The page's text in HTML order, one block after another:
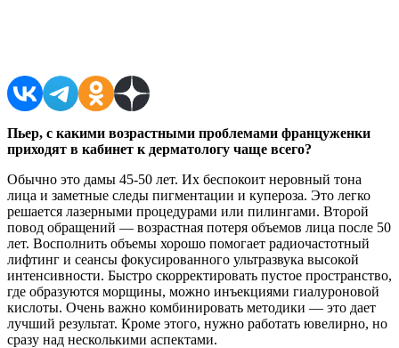
Пьер, с какими возрастными проблемами француженки
приходят в кабинет к дерматологу чаще всего?
Обычно это дамы 45-50 лет. Их беспокоит неровный тона
лица и заметные следы пигментации и купероза. Это легко
решается лазерными процедурами или пилингами. Второй
повод обращений — возрастная потеря объемов лица после 50
лет. Восполнить объемы хорошо помогает радиочастотный
лифтинг и сеансы фокусированного ультразвука высокой
интенсивности. Быстро скорректировать пустое пространство,
где образуются морщины, можно инъекциями гиалуроновой
кислоты. Очень важно комбинировать методики — это дает
лучший результат. Кроме этого, нужно работать ювелирно, но
сразу над несколькими аспектами.